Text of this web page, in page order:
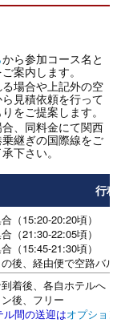
から参加コース名と
案内します。
場合や上記外の空
見積依頼を行って
をご提案します。
、同料金にて関西
継ぎの国際線をご
下さい。
行程
（15:20-20:20頃）
（21:30-22:05頃）
（15:45-21:30頃）
後、経由便で空路バ
着後、各自ホテルへ
後、フリー
間の送迎はオプショ